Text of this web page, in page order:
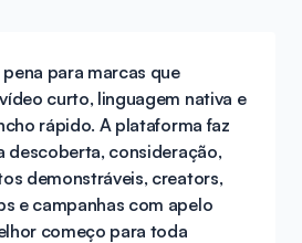
para marcas que
curto, linguagem nativa e
rápido. A plataforma faz
descoberta, consideração,
demonstráveis, creators,
e campanhas com apelo
começo para toda